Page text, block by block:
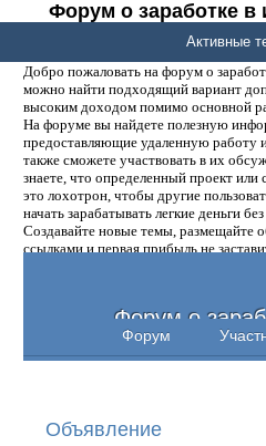
Форум о заработке в
Добро пожаловать на форум о
можно найти подходящий вариант
высоким доходом помимо основной
На форуме вы найдете полезную
предоставляющие удаленную работу
также сможете участвовать в их
знаете, что определенный проект или
это лохотрон, чтобы другие
начать зарабатывать легкие деньги
Создавайте новые темы, размещайте
ссылками и первая прибыль не
Форум о
Форум
Активные
Объявление